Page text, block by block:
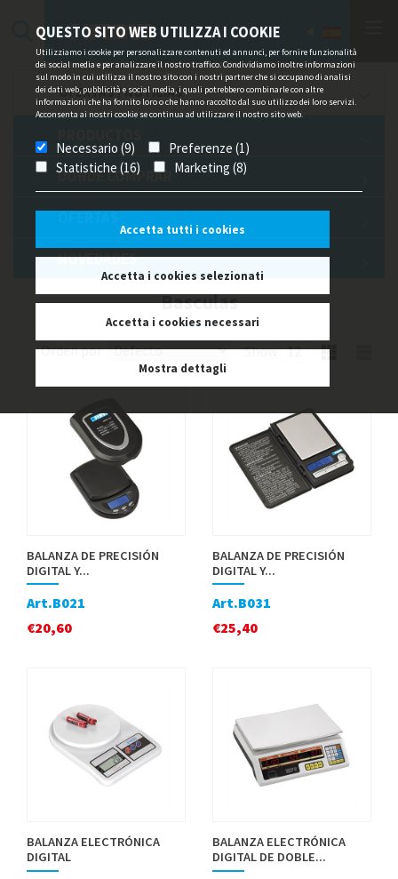
QUESTO SITO WEB UTILIZZA I COOKIE
Utilizziamo i cookie per personalizzare contenuti ed annunci, per fornire funzionalità
dei social media e per analizzare il nostro traffico. Condividiamo inoltre informazioni
sul modo in cui utilizza il nostro sito con i nostri partner che si occupano di analisi
dei dati web, pubblicità e social media, i quali potrebbero combinarle con altre
informazioni che ha fornito loro o che hanno raccolto dal suo utilizzo dei loro servizi.
Acconsenta ai nostri cookie se continua ad utilizzare il nostro sito web.
Necessario (9)
Preferenze (1)
Statistiche (16)
Marketing (8)
Accetta tutti i cookies
Accetta i cookies selezionati
Accetta i cookies necessari
Mostra dettagli
OFERTAS / NOTICIAS
DÓNDE COMPRAR
OFERTAS
NOVEDADES
Basculas
Show
Orden por
BALANZA DE PRECISIÓN
DIGITAL Y...
Art.B021
€20,60
BALANZA DE PRECISIÓN
DIGITAL Y...
Art.B031
€25,40
BALANZA ELECTRÓNICA
DIGITAL
BALANZA ELECTRÓNICA
DIGITAL DE DOBLE...